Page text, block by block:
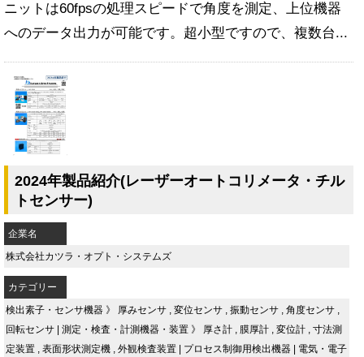
ニットは60fpsの処理スピードで角度を測定、上位機器
へのデータ出力が可能です。超小型ですので、複数台...
2024年製品紹介(レーザーオートコリメータ・チル
トセンサー)
企業名
株式会社カツラ・オプト・システムズ
カテゴリー
検出素子・センサ機器 》 厚みセンサ , 変位センサ , 振動センサ , 角度センサ ,
回転センサ
測定・検査・計測機器・装置 》 厚さ計 , 膜厚計 , 変位計 , 寸法測
定装置 , 表面形状測定機 , 外観検査装置 プロセス制御用検出機器
電気・電子